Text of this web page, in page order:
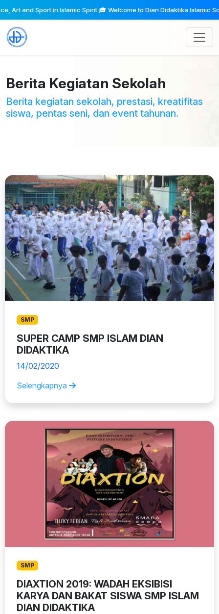
in Islamic Spirit 🎓 Welcome to Dian Didaktika Islamic School -
Berita Kegiatan Sekolah
Berita kegiatan sekolah, prestasi, kreatifitas
siswa, pentas seni, dan event tahunan.
SMP
SUPER CAMP SMP ISLAM DIAN
DIDAKTIKA
14/02/2020
Selengkapnya
SMP
DIAXTION 2019: WADAH EKSIBISI
KARYA DAN BAKAT SISWA SMP ISLAM
DIAN DIDAKTIKA